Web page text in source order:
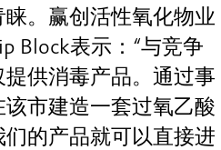
。赢创活性氧化物业
Block表示：“与竞争
供消毒产品。通过事
市建造一套过氧乙酸
的产品就可以直接进